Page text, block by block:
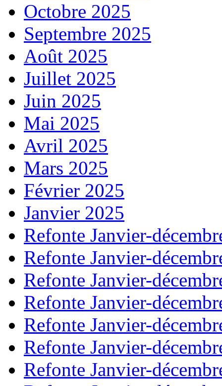
Octobre 2025
Septembre 2025
Août 2025
Juillet 2025
Juin 2025
Mai 2025
Avril 2025
Mars 2025
Février 2025
Janvier 2025
Refonte Janvier-
Refonte Janvier-
Refonte Janvier-
Refonte Janvier-
Refonte Janvier-
Refonte Janvier-
Refonte Janvier-